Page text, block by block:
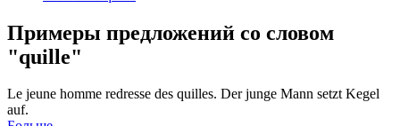
Примеры предложений со словом
"quille"
Le jeune homme redresse des quilles. Der junge Mann setztKegel
auf.